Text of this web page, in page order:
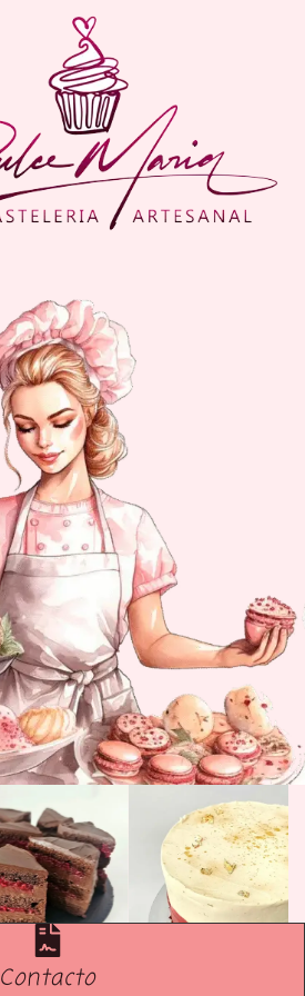
Contacto